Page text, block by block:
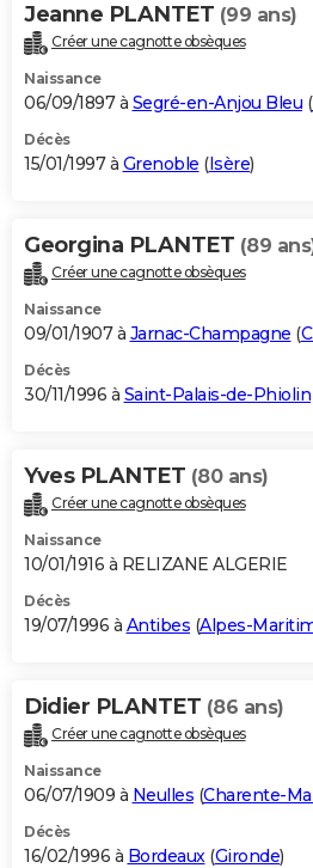
Jeanne PLANTET (99 ans)
Créer une cagnotte obsèques
Naissance
06/09/1897 à Segré-en-Anjou Bleu (
Décès
15/01/1997 à Grenoble (Isère)
Georgina PLANTET (89
Créer une cagnotte obsèques
Naissance
09/01/1907 à Jarnac-Champagne (
Décès
30/11/1996 à Saint-Palais-de-Phiolin
Yves PLANTET (80 ans)
Créer une cagnotte obsèques
Naissance
10/01/1916 à RELIZANE ALGERIE
Décès
19/07/1996 à Antibes (Alpes-
Didier PLANTET (86 ans)
Créer une cagnotte obsèques
Naissance
06/07/1909 à Neulles (Charente-
Décès
16/02/1996 à Bordeaux(Gironde)